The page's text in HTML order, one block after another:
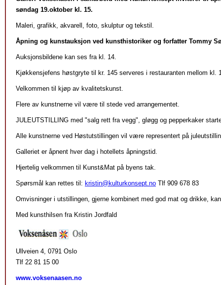
søndag 19.oktober kl. 15.
Maleri, grafikk, akvarell, foto, skulptur og tekstil.
Åpning og kunstauksjon ved kunsthistoriker og forfatter Tommy
Auksjonsbildene kan ses fra kl. 14.
Kjøkkensjefens høstgryte til kr. 145 serveres i restauranten mellom kl.
Velkommen til kjøp av kvalitetskunst.
Flere av kunstnerne vil være til stede ved arrangementet.
JULEUTSTILLING med "salg rett fra vegg", gløgg og pepperkaker
Alle kunstnerne ved Høstutstillingen vil være representert på
Galleriet er åpnent hver dag i hotellets åpningstid.
Hjertelig velkommen til Kunst&Mat på byens tak.
Spørsmål kan rettes til: kristin@kulturkonsept.no Tlf 909 678 83
Omvisninger i utstillingen, gjerne kombinert med god mat og drikke,
Med kunsthilsen fra Kristin Jordfald
Ullveien 4, 0791 Oslo
Tlf 22 81 15 00
www.voksenaasen.no